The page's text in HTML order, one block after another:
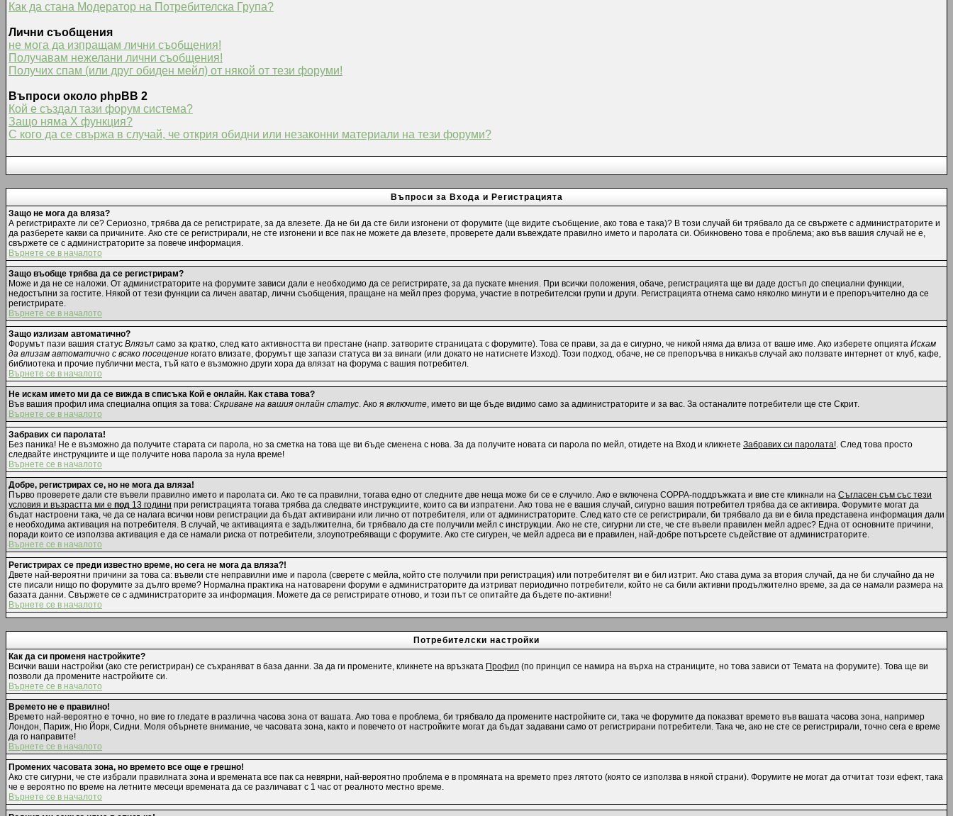
Как да стана Модератор на Потребителска Група?
Лични съобщения
не мога да изпращам лични съобщения!
Получавам нежелани лични съобщения!
Получих спам (или друг обиден мейл) от някой от тези форуми!
Въпроси около phpBB 2
Кой е създал тази форум система?
Защо няма X функция?
С кого да се свържа в случай, че открия обидни или незаконни материали на тези форуми?
Въпроси за Входа и Регистрацията
Защо не мога да вляза?
А регистрирахте ли се? Сериозно, трябва да се регистрирате, за да влезете. Да не би да сте били изгонени от форумите (ще видите съобщение, ако това е така)? В този случай би трябвало да се свържете с администраторите и
да разберете какви са причините. Ако сте се регистрирали, не сте изгонени и все пак не можете да влезете, проверете дали въвеждате правилно името и паролата си. Обикновено това е проблема; ако във вашия случай не е,
свържете се с администраторите за повече информация.
Върнете се в началото
Защо въобще трябва да се регистрирам?
Може и да не се наложи. От администраторите на форумите зависи дали е необходимо да се регистрирате, за да пускате мнения. При всички положения, обаче, регистрацията ще ви даде достъп до специални функции,
недостъпни за гостите. Някой от тези функции са личен аватар, лични съобщения, пращане на мейл през форума, участие в потребителски групи и други. Регистрацията отнема само няколко минути и е препоръчително да се
регистрирате.
Върнете се в началото
Защо излизам автоматично?
Форумът пази вашия статус Влязъл само за кратко, след като активността ви престане (напр. затворите страницата с форумите). Това се прави, за да е сигурно, че никой няма да влиза от ваше име. Ако изберете опцията Искам
да влизам автоматично с всяко посещение когато влизате, форумът ще запази статуса ви за винаги (или докато не натиснете Изход). Този подход, обаче, не се препоръчва в никакъв случай ако ползвате интернет от клуб, кафе,
библиотека и прочие публични места, тъй като е възможно други хора да влязат на форума с вашия потребител.
Върнете се в началото
Не искам името ми да се вижда в списъка Кой е онлайн. Как става това?
Във вашия профил има специална опция за това: Скриване на вашия онлайн статус. Ако я включите, името ви ще бъде видимо само за администраторите и за вас. За останалите потребители ще сте Скрит.
Върнете се в началото
Забравих си паролата!
Без паника! Не е възможно да получите старата си парола, но за сметка на това ще ви бъде сменена с нова. За да получите новата си парола по мейл, отидете на Вход и кликнете Забравих си паролата!. След това просто
следвайте инструкциите и ще получите нова парола за нула време!
Върнете се в началото
Добре, регистрирах се, но не мога да вляза!
Първо проверете дали сте въвели правилно името и паролата си. Ако те са правилни, тогава едно от следните две неща може би се е случило. Ако е включена COPPA-поддръжката и вие сте кликнали на Съгласен съм със тези
условия и възрастта ми е под 13 години при регистрацията тогава трябва да следвате инструкциите, които са ви изпратени. Ако това не е вашия случай, сигурно вашия потребител трябва да се активира. Форумите могат да
бъдат настроени така, че да се налага всички нови регистрации да бъдат активирани или лично от потребителя, или от администраторите. След като сте се регистрирали, би трябвало да ви е била представена информация дали
е необходима активация на потребителя. В случай, че активацията е задължителна, би трябвало да сте получили мейл с инструкции. Ако не сте, сигурни ли сте, че сте въвели правилен мейл адрес? Една от основните причини,
поради които се използва активация е да се намали риска от потребители, злоупотребяващи с форумите. Ако сте сигурен, че мейл адреса ви е правилен, най-добре потърсете съдействие от администраторите.
Върнете се в началото
Регистрирах се преди известно време, но сега не мога да вляза?!
Двете най-вероятни причини за това са: въвели сте неправилни име и парола (сверете с мейла, който сте получили при регистрация) или потребителят ви е бил изтрит. Ако става дума за втория случай, да не би случайно да не
сте писали нищо по форумите за дълго време? Нормална практика на натоварени форуми е администраторите да изтриват периодично потребители, който не са били активни продължително време, за да се намали размера на
базата данни. Свържете се с администраторите за информация. Можете да се регистрирате отново, и този път се опитайте да бъдете по-активни!
Върнете се в началото
Потребителски настройки
Как да си променя настройките?
Всички ваши настройки (ако сте регистриран) се съхраняват в база данни. За да ги промените, кликнете на връзката Профил (по принцип се намира на върха на страниците, но това зависи от Темата на форумите). Това ще ви
позволи да промените настройките си.
Върнете се в началото
Времето не е правилно!
Времето най-вероятно е точно, но вие го гледате в различна часова зона от вашата. Ако това е проблема, би трябвало да промените настройките си, така че форумите да показват времето във вашата часова зона, например
Лондон, Париж, Ню Йорк, Сидни. Моля обърнете внимание, че часовата зона, както и повечето от настройките могат да бъдат задавани само от регистрирани потребители. Така че, ако не сте се регистрирали, точно сега е време
да го направите!
Върнете се в началото
Промених часовата зона, но времето все още е грешно!
Ако сте сигурни, че сте избрали правилната зона и времената все пак са невярни, най-вероятно проблема е в промяната на времето през лятото (която се използва в някой страни). Форумите не могат да отчитат този ефект, така
че е вероятно по време на летните месеци времената да се различават с 1 час от реалното местно време.
Върнете се в началото